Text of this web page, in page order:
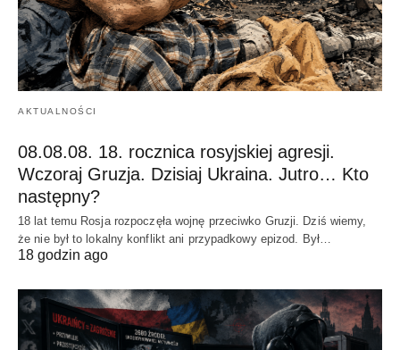
AKTUALNOŚCI
08.08.08. 18. rocznica rosyjskiej agresji.
Wczoraj Gruzja. Dzisiaj Ukraina. Jutro… Kto
następny?
18 lat temu Rosja rozpoczęła wojnę przeciwko Gruzji. Dziś wiemy,
że nie był to lokalny konflikt ani przypadkowy epizod. Był…
18 godzin ago